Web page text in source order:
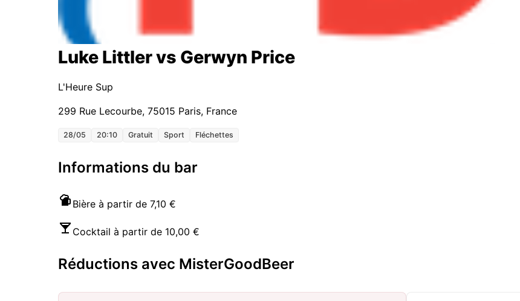
Luke Littler vs Gerwyn Price
L'Heure Sup
299 Rue Lecourbe, 75015 Paris, France
28/05 20:10 Gratuit Sport Fléchettes
Informations du bar
Bière à partir de 7,10 €
Cocktail à partir de 10,00 €
Réductions avec MisterGoodBeer